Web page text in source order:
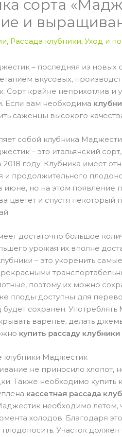
сорта
и
, Рассада клубники,Уход и
– последняя из новых
вкусовых,
Сорт крайне неприхотлив и
Если вам необходима
саженцы высокого
собой клубника
– это итальянский
году. Клубника имеет
и продолжительного
июне, но на этом появление
цветет и спустя
достаточно большое
урожая их вполне
– это укоренить
поэтому их можно
плоды доступны для
сохранен.
варенье, делать
купить рассаду
Маджестик
не приносило хлопот,
Также необходимо купить
кассетная рассада
необходимо летом,
холодов. Благодаря
Участок